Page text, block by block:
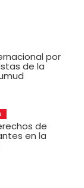
por
de la
de
en la